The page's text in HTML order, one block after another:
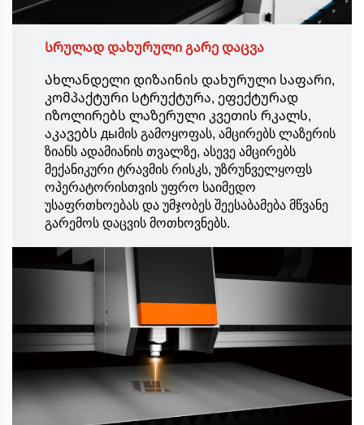
Სრულად დახურული გარე დაცვა
Ახლანდელი დიზაინის დახურული საფარი,
კომპაქტური სტრუქტურა, ეფექტურად
იზოლირებს ლაზერული კვეთის რკალს,
აკავებს дыმის გამოყოფას, ამცირებს ლაზერის
ზიანს ადამიანის თვალზე, ასევე ამცირებს
მექანიკური ტრავმის რისკს, უზრუნველყოფს
ოპერატორისთვის უფრო საიმედო
უსაფრთხოებას და უმჯობეს შეესაბამება მწვანე
გარემოს დაცვის მოთხოვნებს.